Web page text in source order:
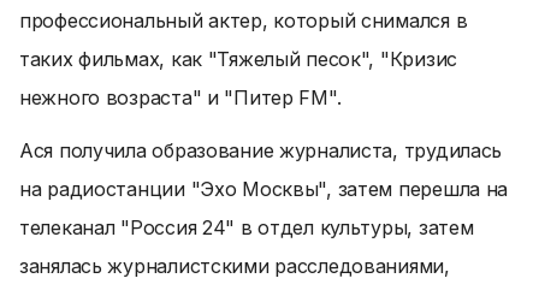
профессиональный актер, который снимался в
таких фильмах, как "Тяжелый песок", "Кризис
нежного возраста" и "Питер FM".
Ася получила образование журналиста, трудилась
на радиостанции "Эхо Москвы", затем перешла на
телеканал "Россия 24" в отдел культуры, затем
занялась журналистскими расследованиями,